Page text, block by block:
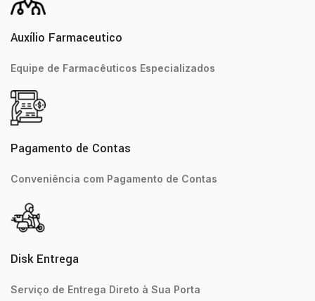
Auxílio Farmaceutico
Equipe de Farmacêuticos Especializados
Pagamento de Contas
Conveniência com Pagamento de Contas
Disk Entrega
Serviço de Entrega Direto à Sua Porta